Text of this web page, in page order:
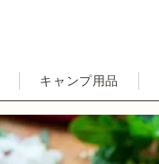
キャンプ用品